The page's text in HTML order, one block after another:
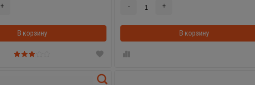
+
В корзину В корзинке
- +
В корзину